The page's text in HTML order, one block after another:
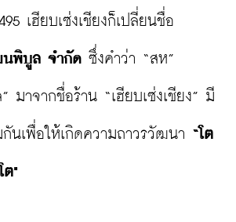
เฮียบเซ่งเชียงก็เปลี่ยนชื่อ
พิบูล จำกัด ซึ่งคำว่า “สห”
มาจากชื่อร้าน “เฮียบเซ่งเชียง” มี
นเพื่อให้เกิดความถาวรวัฒนา “โต
ต"